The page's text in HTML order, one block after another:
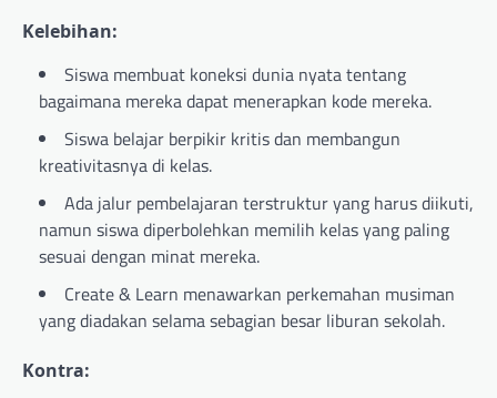
Kelebihan:
Siswa membuat koneksi dunia nyata tentang
bagaimana mereka dapat menerapkan kode mereka.
Siswa belajar berpikir kritis dan membangun
kreativitasnya di kelas.
Ada jalur pembelajaran terstruktur yang harus diikuti,
namun siswa diperbolehkan memilih kelas yang paling
sesuai dengan minat mereka.
Create & Learn menawarkan perkemahan musiman
yang diadakan selama sebagian besar liburan sekolah.
Kontra: